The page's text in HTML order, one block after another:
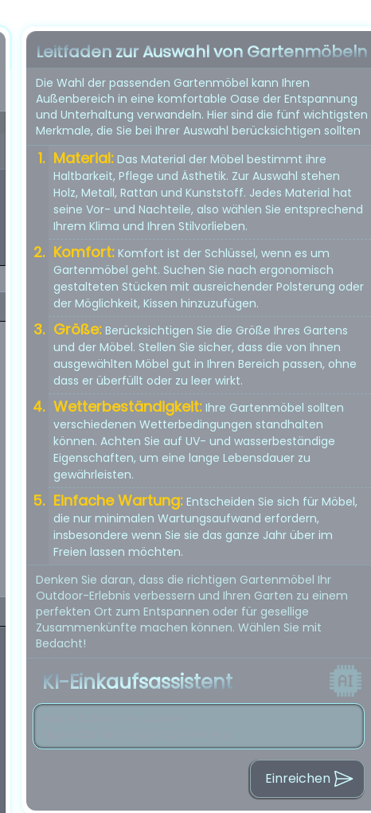
Leitfaden zur Auswahl von Gartenmöbeln
Die Wahl der passenden Gartenmöbel kann Ihren
Außenbereich in eine komfortable Oase der Entspannung
und Unterhaltung verwandeln. Hier sind die fünf wichtigsten
Merkmale, die Sie bei Ihrer Auswahl berücksichtigen sollten
Material: Das Material der Möbel bestimmt ihre
Haltbarkeit, Pflege und Ästhetik. Zur Auswahl stehen
Holz, Metall, Rattan und Kunststoff. Jedes Material hat
seine Vor- und Nachteile, also wählen Sie entsprechend
Ihrem Klima und Ihren Stilvorlieben.
Komfort: Komfort ist der Schlüssel, wenn es um
Gartenmöbel geht. Suchen Sie nach ergonomisch
gestalteten Stücken mit ausreichender Polsterung oder
der Möglichkeit, Kissen hinzuzufügen.
Größe: Berücksichtigen Sie die Größe Ihres Gartens
und der Möbel. Stellen Sie sicher, dass die von Ihnen
ausgewählten Möbel gut in Ihren Bereich passen, ohne
dass er überfüllt oder zu leer wirkt.
Wetterbeständigkeit: Ihre Gartenmöbel sollten
verschiedenen Wetterbedingungen standhalten
können. Achten Sie auf UV- und wasserbeständige
Eigenschaften, um eine lange Lebensdauer zu
gewährleisten.
Einfache Wartung: Entscheiden Sie sich für Möbel,
die nur minimalen Wartungsaufwand erfordern,
insbesondere wenn Sie sie das ganze Jahr über im
Freien lassen möchten.
Denken Sie daran, dass die richtigen Gartenmöbel Ihr
Outdoor-Erlebnis verbessern und Ihren Garten zu einem
perfekten Ort zum Entspannen oder für gesellige
Zusammenkünfte machen können. Wählen Sie mit
Bedacht!
KI-Einkaufsassistent
Einreichen